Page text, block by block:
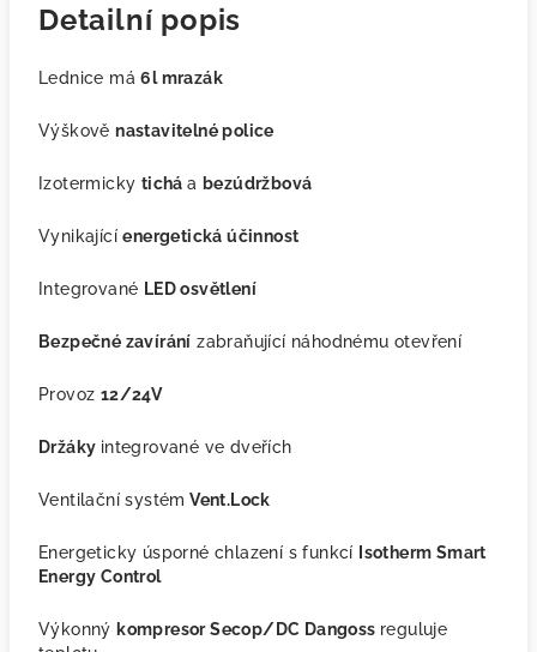
Detailní popis
Lednice má6l mrazák
Výškověnastavitelné police
Izotermicky ticháa bezúdržbová
Vynikajícíenergetická účinnost
Integrované LED osvětlení
Bezpečné zavírání zabraňující náhodnému otevření
Provoz 12/24V
Držáky integrované ve dveřích
Ventilační systém Vent.Lock
Energeticky úsporné chlazení s funkcí
Isotherm Smart
Energy Control
Výkonný kompresor Secop/DC Dangoss reguluje